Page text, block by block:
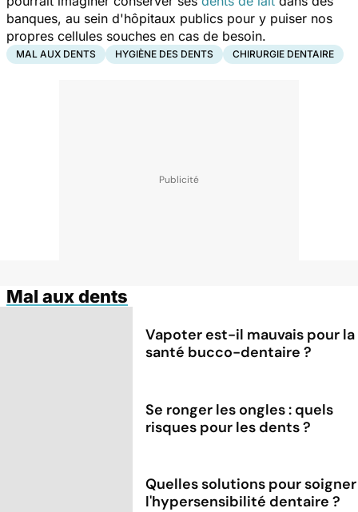
banques, au sein d'hôpitaux publics pour y puiser nos
propres cellules souches en cas de besoin.
MAL AUX DENTS HYGIÈNE DES DENTS CHIRURGIE DENTAIRE
Mal aux dents
Vapoter est-il mauvais pour la
santé bucco-dentaire ?
Se ronger les ongles : quels
risques pour les dents ?
Quelles solutions pour soigner
l'hypersensibilité dentaire ?